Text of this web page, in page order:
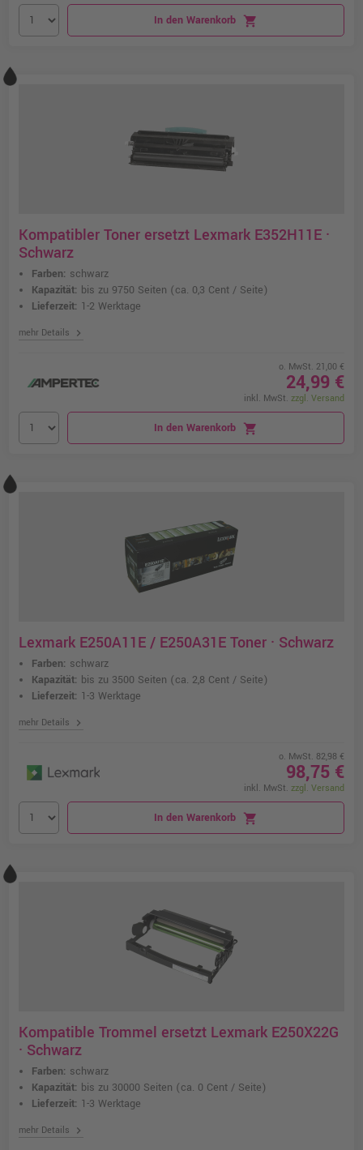
In den Warenkorb shopping_cart
Kompatibler Toner ersetzt Lexmark E352H11E ·
Schwarz
Farben: schwarz
Kapazität: bis zu 9750 Seiten (ca. 0,3 Cent / Seite)
Lieferzeit: 1-2 Werktage
mehr Details chevron_right
o. MwSt. 21,00 €
24,99 €
inkl. MwSt. zzgl. Versand
In den Warenkorb shopping_cart
Lexmark E250A11E / E250A31E Toner · Schwarz
Farben: schwarz
Kapazität: bis zu 3500 Seiten (ca. 2,8 Cent / Seite)
Lieferzeit: 1-3 Werktage
mehr Details chevron_right
o. MwSt. 82,98 €
98,75 €
inkl. MwSt. zzgl. Versand
In den Warenkorb shopping_cart
Kompatible Trommel ersetzt Lexmark E250X22G
· Schwarz
Farben: schwarz
Kapazität: bis zu 30000 Seiten (ca. 0 Cent / Seite)
Lieferzeit: 1-3 Werktage
mehr Details chevron_right